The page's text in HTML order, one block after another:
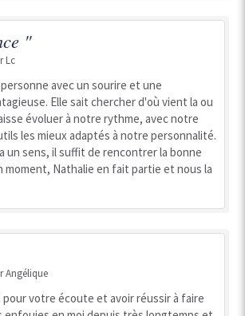
"
Lc
avec un sourire et une
Elle sait chercher d'où vient la ou
évoluer à notre rythme, avec notre
les mieux adaptés à notre personnalité.
un sens, il suffit de rencontrer la bonne
moment, Nathalie en fait partie et nous la
Angélique
votre écoute et avoir réussir à faire